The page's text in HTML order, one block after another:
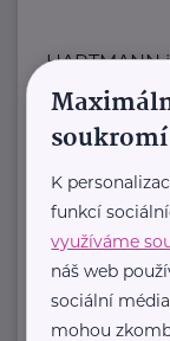
řešení s
https://
+420 800
K
funkcí
využíváme
náš web
sociální
mohou